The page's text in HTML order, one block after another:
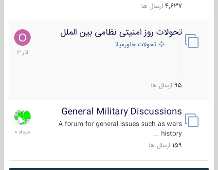
4,637 ارسال ها
تحولات روز امنیتی نظامی بین الملل
تحولات خاورمیانه
95 ارسال ها
21
آذر
1403
General Military Discussions
A forum for general issues such as wars
history ...
159 ارسال ها
10
خرداد
1400